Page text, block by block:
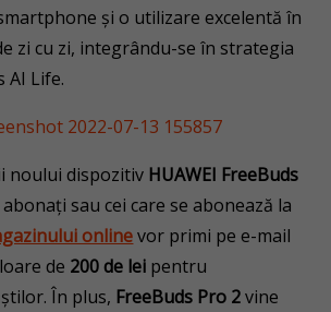
și o utilizare excelentă în
zi cu zi, integrându-se în strategia
AI Life.
noului dispozitiv HUAWEI FreeBuds
sau cei care se abonează la
onlinevor primi pe e-mail
de 200 de lei pentru
În plus, FreeBuds Pro 2vine